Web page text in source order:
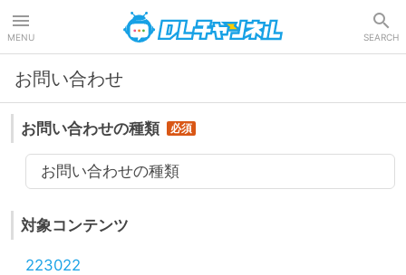
MENU SEARCH
お問い合わせ
お問い合わせの種類
お問い合わせの種類
対象コンテンツ
223022